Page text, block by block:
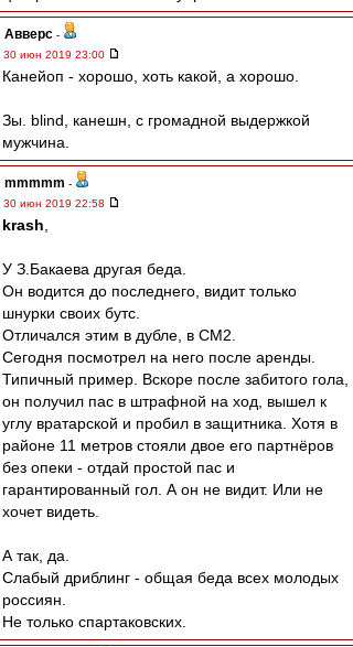
Авверс -
30 июн 2019 23:00
Канейоп - хорошо, хоть какой, а хорошо.
Зы. blind, канешн, с громадной выдержкой
мужчина.
mmmmm -
30 июн 2019 22:58
krash
У З.Бакаева другая беда.
Он водится до последнего, видит только
шнурки своих бутс.
Отличался этим в дубле, в СМ2.
Сегодня посмотрел на него после аренды.
Типичный пример. Вскоре после забитого гола,
он получил пас в штрафной на ход, вышел к
углу вратарской и пробил в защитника. Хотя в
районе 11 метров стояли двое его партнёров
без опеки - отдай простой пас и
гарантированный гол. А он не видит. Или не
хочет видеть.
А так, да.
Слабый дриблинг - общая беда всех молодых
россиян.
Не только спартаковских.